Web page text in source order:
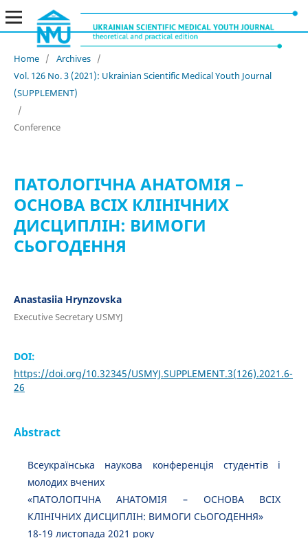
Home / Archives /
Vol. 126 No. 3 (2021): Ukrainian Scientific Medical Youth Journal
(SUPPLEMENT)
/
Conference
ПАТОЛОГІЧНА АНАТОМІЯ –
ОСНОВА ВСІХ КЛІНІЧНИХ
ДИСЦИПЛІН: ВИМОГИ
СЬОГОДЕННЯ
Anastasiia Hrynzovska
Executive Secretary USMYJ
DOI:
https://doi.org/10.32345/USMYJ.SUPPLEMENT.3(126).2021.6-
26
Abstract
Всеукраїнська наукова конференція студентів і
молодих вчених
«ПАТОЛОГІЧНА АНАТОМІЯ – ОСНОВА ВСІХ
КЛІНІЧНИХ ДИСЦИПЛІН: ВИМОГИ СЬОГОДЕННЯ»
18-19 листопада 2021 року